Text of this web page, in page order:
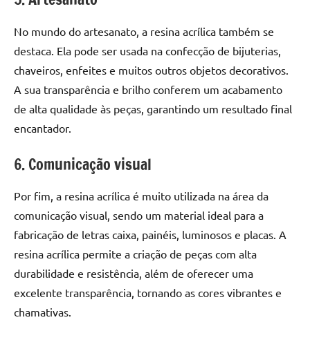
No mundo do artesanato, a resina acrílica também se
destaca. Ela pode ser usada na confecção de bijuterias,
chaveiros, enfeites e muitos outros objetos decorativos.
A sua transparência e brilho conferem um acabamento
de alta qualidade às peças, garantindo um resultado final
encantador.
6. Comunicação visual
Por fim, a resina acrílica é muito utilizada na área da
comunicação visual, sendo um material ideal para a
fabricação de letras caixa, painéis, luminosos e placas. A
resina acrílica permite a criação de peças com alta
durabilidade e resistência, além de oferecer uma
excelente transparência, tornando as cores vibrantes e
chamativas.